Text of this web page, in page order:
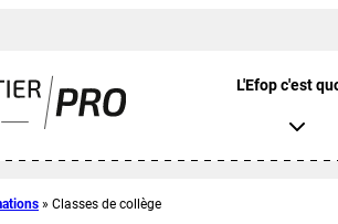
L'Efop c'est
» Classes de collège